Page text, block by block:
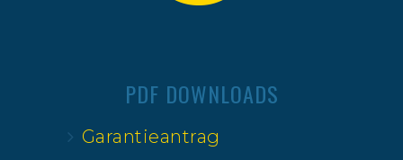
PDF DOWNLOADS
Garantieantrag